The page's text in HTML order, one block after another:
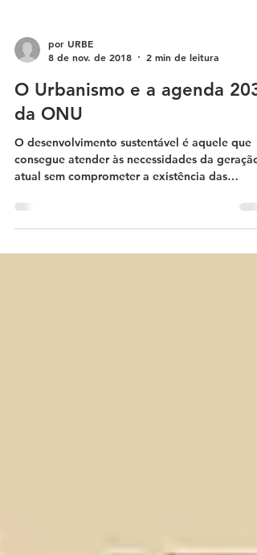
8 de nov. de 2018
2 min de leitura
O Urbanismo e a agenda
da ONU
O desenvolvimento sustentável é aquele que
consegue atender às necessidades da geração
atual sem comprometer a existência das